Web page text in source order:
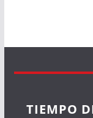
TIEMPO